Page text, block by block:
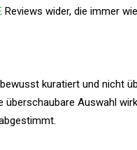
Reviews wider, die immer
kuratiert und nicht
überschaubare Auswahl